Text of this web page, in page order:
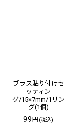
ブラス貼り付けセ
ッティン
グ/15×7mm/1リン
グ(1個)
99円 (税込)